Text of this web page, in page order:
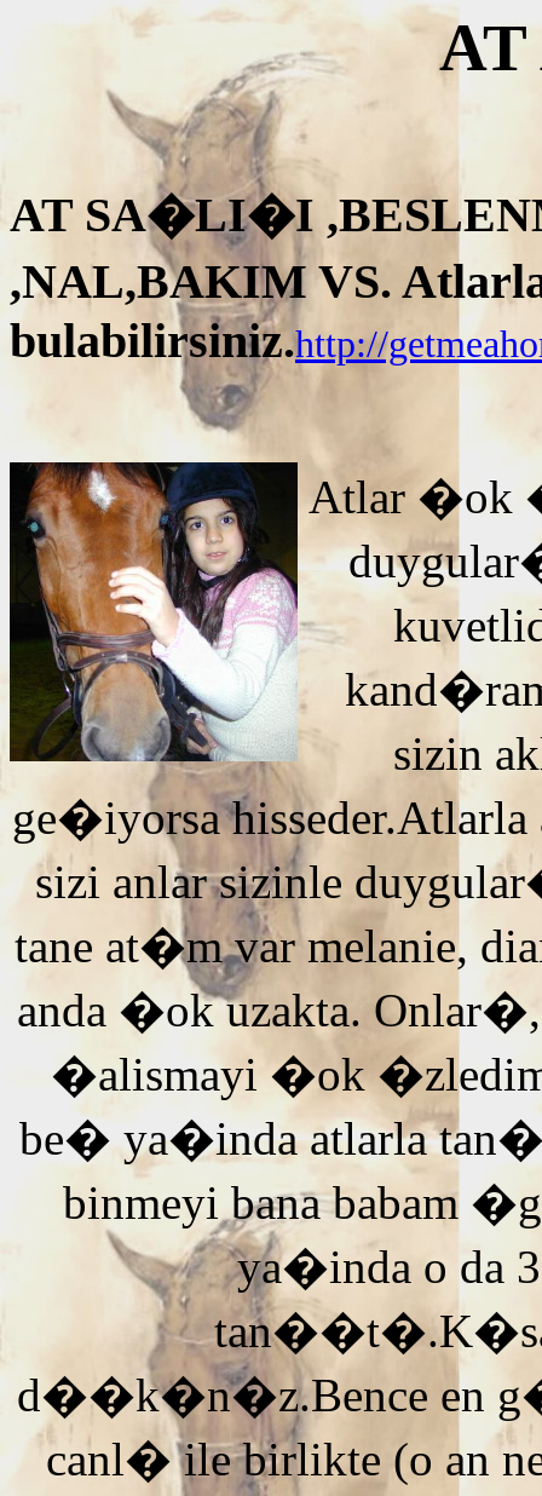
AT SA�LI�I
,NAL,BAKIM VS.
bulabilirsiniz.http://
Atlar �ok
sizin
ge�iyorsa
sizi anlar sizinle
tane at�m var melanie,
anda �ok uzakta.
�alismayi �ok
be� ya�inda atlarla
binmeyi bana babam
ya�inda o da
d��k�n�z.Bence en
canl� ile birlikte (o an